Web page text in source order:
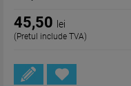
45,50 lei
(Pretul include TVA)